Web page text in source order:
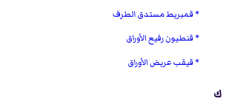
قمبريط مستدق الطرف
قنطيون رفيع الأوراق
قيقب عريض الأوراق
ك